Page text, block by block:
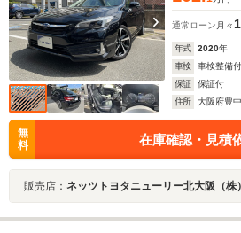
通常ローン 月々
年式 2020年
車検
車検整備付
保証
保証付
住所
大阪府豊
無
料
在庫確認・見積
販売店： ネッツトヨタニューリー北大阪（株